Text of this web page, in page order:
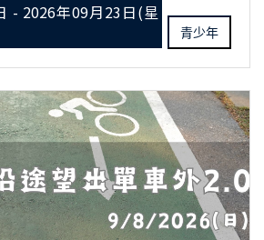
- 2026年09月23日(星
青少年